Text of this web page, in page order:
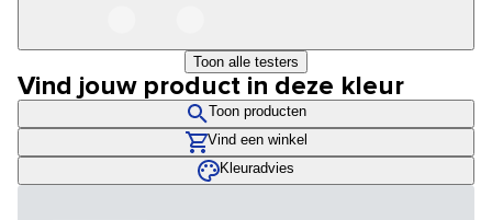
Toon alle testers
Vind jouw product in deze kleur
Toon producten
Vind een winkel
Kleuradvies